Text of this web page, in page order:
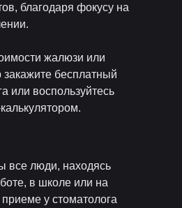
благодаря фокусу на
жалюзи или
бесплатный
или воспользуйтесь
все люди, находясь
в школе или на
у стоматолога